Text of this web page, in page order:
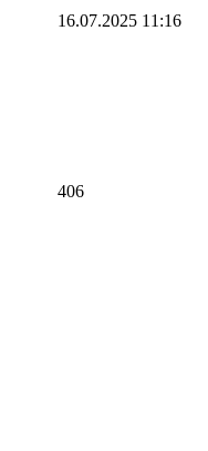
16.07.2025 11:16
406